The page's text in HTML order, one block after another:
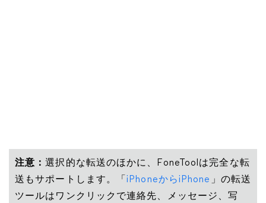
注意：選択的な転送のほかに、FoneToolは完全な転
送もサポートします。「iPhoneからiPhone 」の転送
ツールはワンクリックで連絡先、メッセージ、写